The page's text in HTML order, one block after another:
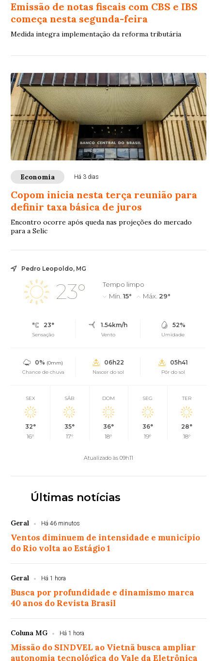
Emissão de notas fiscais com CBS e IBS
começa nesta segunda-feira
Medida integra implementação da reforma tributária
Economia Há 3 dias
Copom inicia nesta terça reunião para
definir taxa básica de juros
Encontro ocorre após queda nas projeções do mercado
para a Selic
Pedro Leopoldo, MG
23°
Tempo limpo
Mín. 15° Máx. 29°
23°
Sensação
1.54km/h
Vento
52%
Umidade
0% (0mm)
Chance de chuva
06h22
Nascer do sol
05h41
Pôr do sol
SEX
32°
16°
SÁB
35°
17°
DOM
36°
18°
SEG
36°
19°
TER
28°
18°
Atualizado às 09h11
Últimas notícias
Geral Há 46 minutos
Ventos diminuem de intensidade e município
do Rio volta ao Estágio 1
Geral Há 1 hora
Busca por profundidade e dinamismo marca
40 anos do Revista Brasil
Coluna MG Há 1 hora
Missão do SINDVEL ao Vietnã busca ampliar
autonomia tecnológica do Vale da Eletrônica